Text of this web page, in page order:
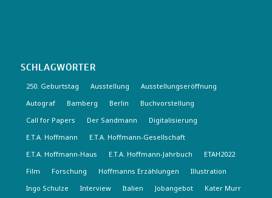
SCHLAGWÖRTER
250. Geburtstag Ausstellung
Ausstellungseröffnung
Autograf
Bamberg Berlin
Buchvorstellung
Call for Papers
Der Sandmann
Digitalisierung
E.T.A. Hoffmann
E.T.A. Hoffmann-Gesellschaft
E.T.A. Hoffmann-Haus
E.T.A. Hoffmann-Jahrbuch
ETAH2022
Film
Forschung Hoffmanns Erzählungen
Illustration
Ingo Schulze
Interview Italien Jobangebot
Kater Murr